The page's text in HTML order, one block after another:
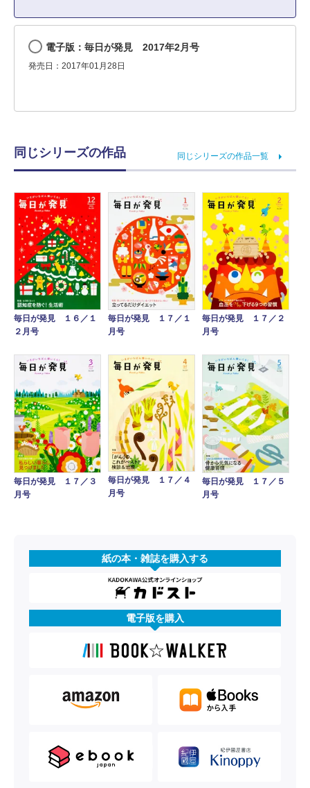
電子版：毎日が発見 2017年2月号
発売日：2017年01月28日
同じシリーズの作品 同じシリーズの作品一覧
毎日が発見 １６／１
２月号
毎日が発見 １７／１
月号
毎日が発見 １７／２
月号
毎日が発見 １７／３
月号
毎日が発見 １７／４
月号
毎日が発見 １７／５
月号
紙の本・雑誌を購入する
電子版を購入